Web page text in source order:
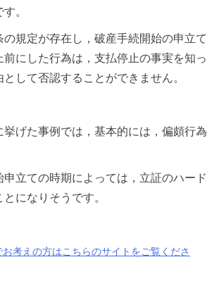
。
の規定が存在し，破産手続開始の申立て
にした行為は，支払停止の事実を知っ
して否認することができません。
挙げた事例では，基本的には，偏頗行為
申立ての時期によっては，立証のハード
になりそうです。
考えの方はこちらのサイトをご覧くださ